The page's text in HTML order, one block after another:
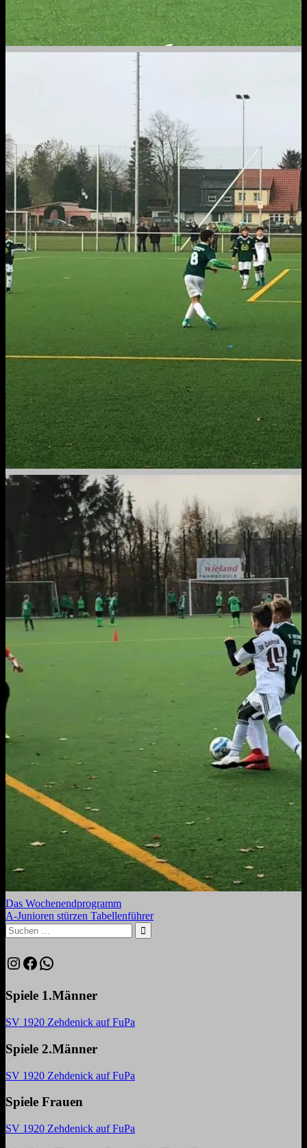
Beitragsnavigation
Vorheriger
Beitrag:
Das Wochenendprogramm
Nächster
Beitrag:
A-Junioren stürzen Tabellenführer
Suchen
nach:
Suchen
Instagram
Facebook
WhatsApp
Spiele 1.Männer
SV 1920 Zehdenick auf FuPa
Spiele 2.Männer
SV 1920 Zehdenick auf FuPa
Spiele Frauen
SV 1920 Zehdenick auf FuPa